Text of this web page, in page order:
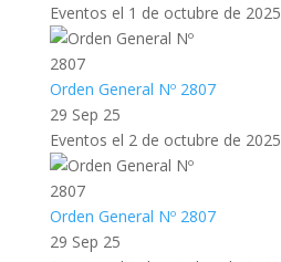
Eventos el 1 de octubre de 2025
Orden General Nº 2807
29 Sep 25
Eventos el 2 de octubre de 2025
Orden General Nº 2807
29 Sep 25